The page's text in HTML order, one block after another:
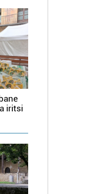
iritsi